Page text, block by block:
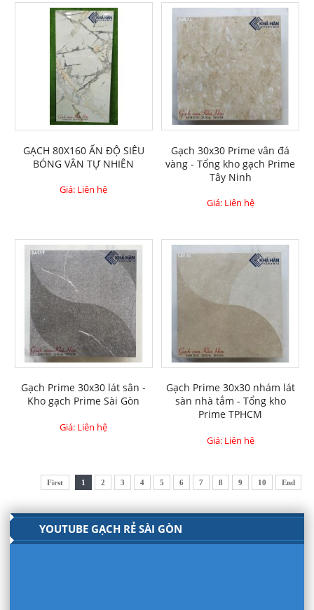
GẠCH 80X160 ẤN ĐỘ SIÊU
BÓNG VÂN TỰ NHIÊN
Giá: Liên hệ
Gạch 30x30 Prime vân đá
vàng - Tổng kho gạch Prime
Tây Ninh
Giá: Liên hệ
Gạch Prime 30x30 lát sân -
Kho gạch Prime Sài Gòn
Giá: Liên hệ
Gạch Prime 30x30 nhám lát
sàn nhà tắm - Tổng kho
Prime TPHCM
Giá: Liên hệ
First 1 2 3 4 5 6 7 8 9 10 End
YOUTUBE GẠCH RẺ SÀI GÒN